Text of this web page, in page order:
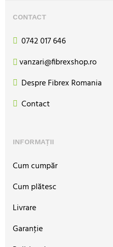
CONTACT
0742 017 646
vanzari@fibrexshop.ro
Despre Fibrex Romania
Contact
INFORMAȚII
Cum cumpăr
Cum plătesc
Livrare
Garanţie